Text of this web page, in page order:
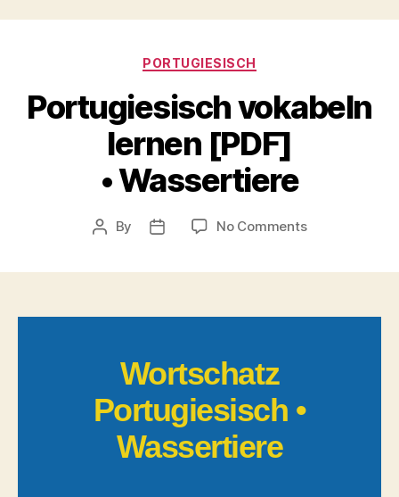
Categories
PORTUGIESISCH
Portugiesisch vokabeln
lernen [PDF]
• Wassertiere
Post
By
Post
No Commentson
Wortschatz
Portugiesisch •
Wassertiere